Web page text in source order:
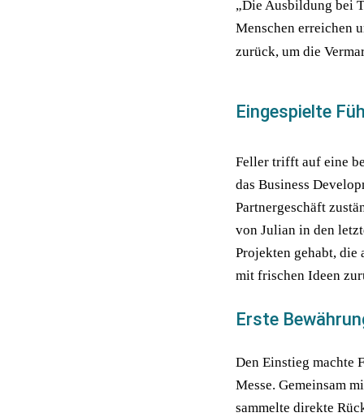
„Die Ausbildung bei
Menschen erreichen
zurück, um die
Eingespielte
Feller trifft auf eine
das Business
Partnergeschäft
von Julian in den
Projekten gehabt, die
mit frischen Ideen
Erste
Den Einstieg machte
Messe. Gemeinsam
sammelte direkte